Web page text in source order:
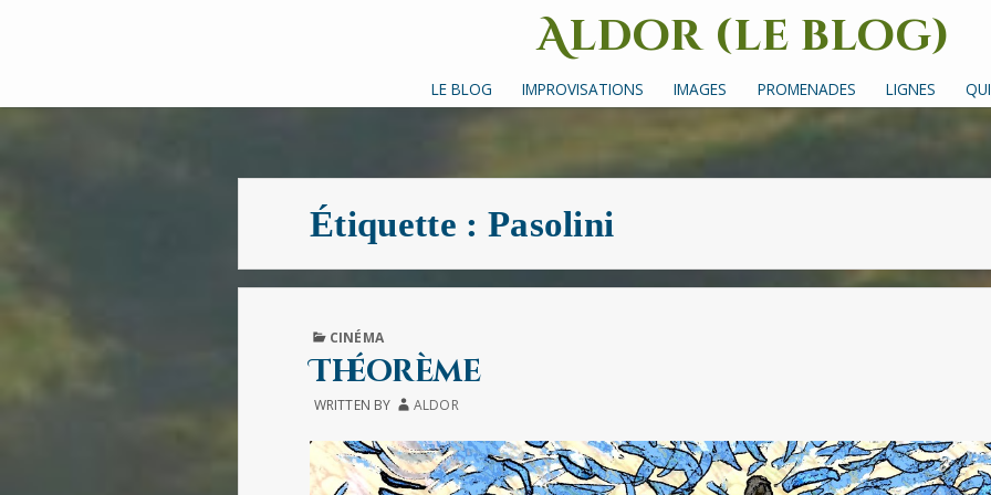
Aldor (le blog)
Un site avec des mots, des images et des sons
LE BLOG IMPROVISATIONS IMAGES PROMENADES LIGNES
Étiquette : Pasolini
PUBLISHED
CINÉMA
Théorème
WRITTEN BY ALDOR